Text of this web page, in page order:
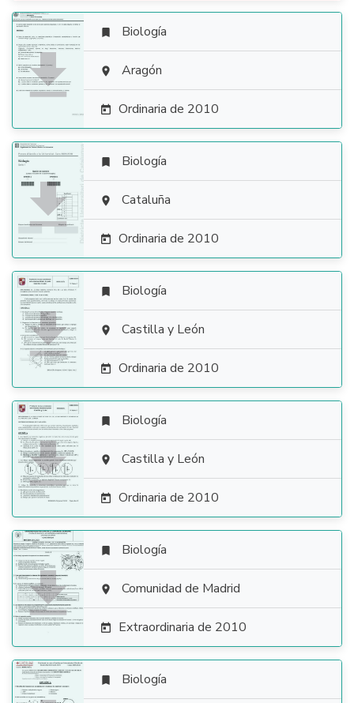

 Biología
 Aragón
 Ordinaria de 2010

 Biología
 Cataluña
 Ordinaria de 2010

 Biología
 Castilla y León
 Ordinaria de 2010

 Biología
 Castilla y León
 Ordinaria de 2010

 Biología
 Comunidad de Madrid
 Extraordinaria de 2010
 Biología